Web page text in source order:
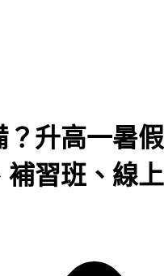
？升高一暑假
補習班、線上